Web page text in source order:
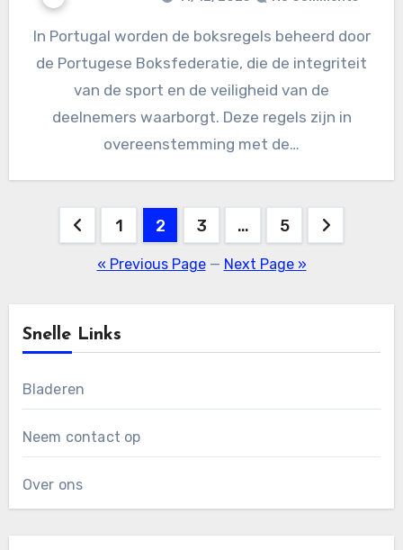
In Portugal worden de boksregels beheerd door
de Portugese Boksfederatie, die de integriteit
van de sport en de veiligheid van de
deelnemers waarborgt. Deze regels zijn in
overeenstemming met de…
Posts
pagination
1 2 3 … 5
« Previous Page— Next Page »
Snelle Links
Bladeren
Neem contact op
Over ons